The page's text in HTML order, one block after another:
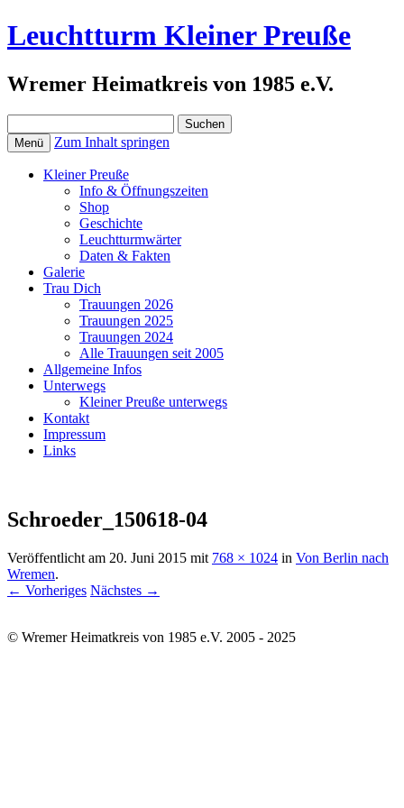
Leuchtturm Kleiner Preuße
Wremer Heimatkreis von 1985 e.V.
nach:
Menü Zum Inhalt springen
Kleiner Preuße
Info & Öffnungszeiten
Shop
Geschichte
Leuchtturmwärter
Daten & Fakten
Galerie
Trau Dich
Trauungen 2026
Trauungen 2025
Trauungen 2024
Alle Trauungen seit 2005
Allgemeine Infos
Unterwegs
Kleiner Preuße unterwegs
Kontakt
Impressum
Links
Schroeder_150618-04
Veröffentlicht am 20. Juni 2015 mit 768 × 1024 in Von Berlin nach
Wremen.
← Vorheriges Nächstes →
© Wremer Heimatkreis von 1985 e.V. 2005 - 2025